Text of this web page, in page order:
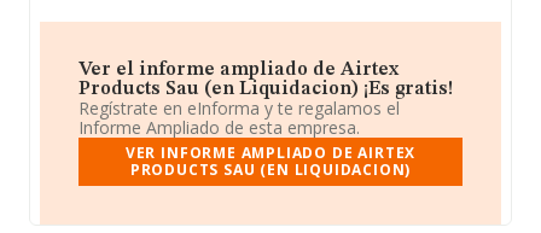
Ver el informe ampliado de Airtex
Products Sau (en Liquidacion) ¡Es gratis!
Regístrate en eInforma y te regalamos el
Informe Ampliado de esta empresa.
VER INFORME AMPLIADO DE AIRTEX
PRODUCTS SAU (EN LIQUIDACION)